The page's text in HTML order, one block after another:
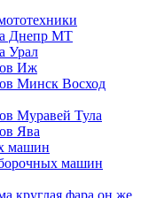
Днепр МТ
Урал
Иж
Минск Восход
Муравей Тула
Ява
машин
машин
круглая фара он же